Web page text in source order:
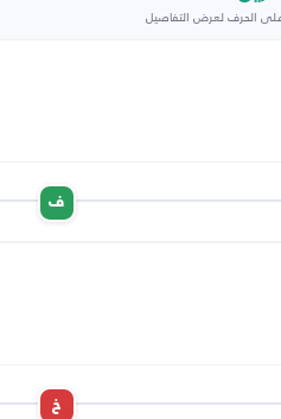
الحرف لعرض التفاصيل
ف
خ